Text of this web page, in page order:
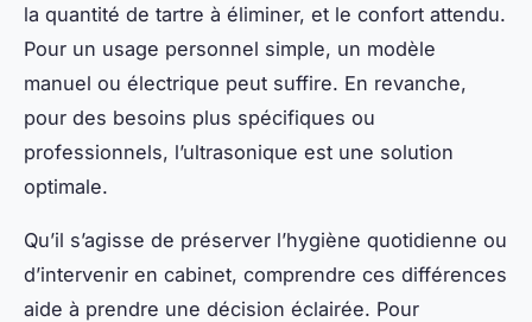
la quantité de tartre à éliminer, et le confort attendu.
Pour un usage personnel simple, un modèle
manuel ou électrique peut suffire. En revanche,
pour des besoins plus spécifiques ou
professionnels, l’ultrasonique est une solution
optimale.
Qu’il s’agisse de préserver l’hygiène quotidienne ou
d’intervenir en cabinet, comprendre ces différences
aide à prendre une décision éclairée. Pour